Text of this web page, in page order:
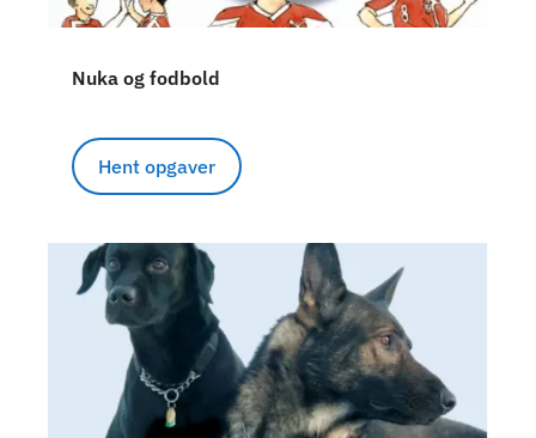
Nuka og fodbold
Hent opgaver